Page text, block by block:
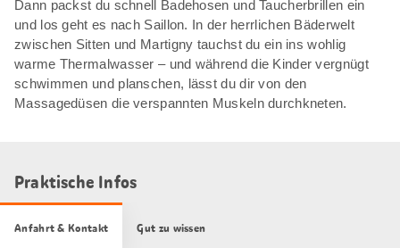
Dann packst du schnell Badehosen und Taucherbrillen ein
und los geht es nach Saillon. In der herrlichen Bäderwelt
zwischen Sitten und Martigny tauchst du ein ins wohlig
warme Thermalwasser – und während die Kinder vergnügt
schwimmen und planschen, lässt du dir von den
Massagedüsen die verspannten Muskeln durchkneten.
Praktische Infos
Anfahrt & Kontakt Gut zu wissen